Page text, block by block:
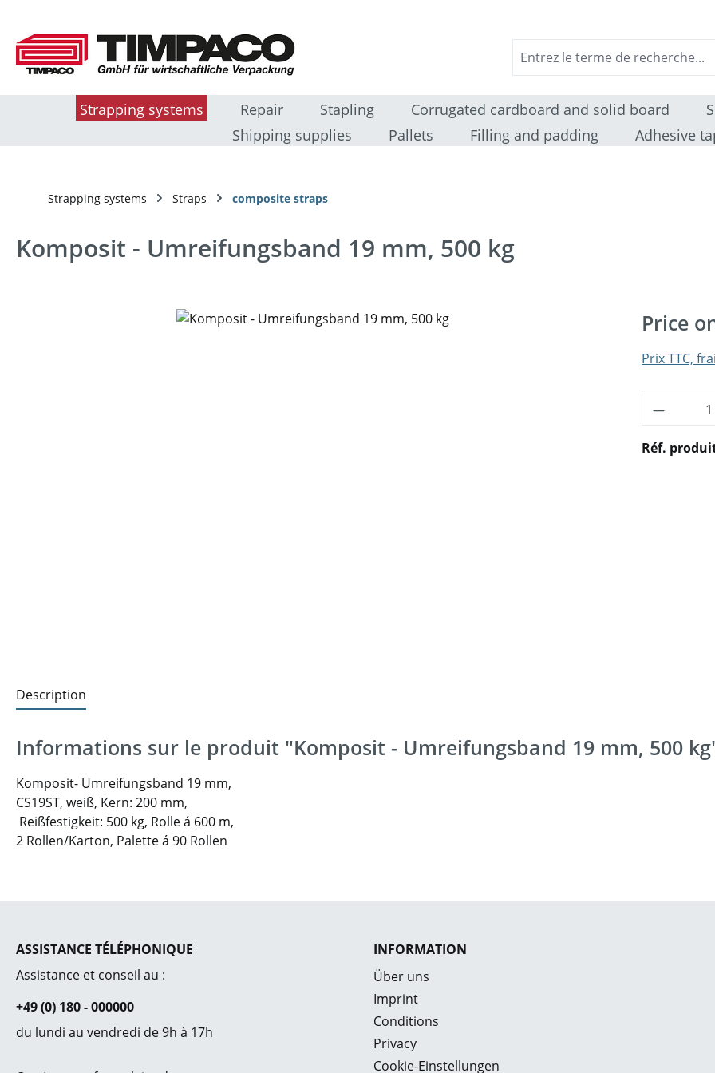
Strapping systems Repair Stapling Corrugated cardboard and solid board
Shipping supplies
Pallets Filling and padding Adhesive
Strapping systems Straps composite straps
Komposit - Umreifungsband 19 mm, 500 kg
Price
Prix TTC,
Réf.
Description
Informations sur le produit "Komposit - Umreifungsband 19 mm, 500
Komposit- Umreifungsband 19 mm,
CS19ST, weiß, Kern: 200 mm,
Reißfestigkeit: 500 kg, Rolle á 600 m,
2 Rollen/Karton, Palette á 90 Rollen
ASSISTANCE TÉLÉPHONIQUE
Assistance et conseil au :
+49 (0) 180 - 000000
du lundi au vendredi de 9h à 17h
INFORMATION
Über uns
Imprint
Conditions
Privacy
Cookie-Einstellungen